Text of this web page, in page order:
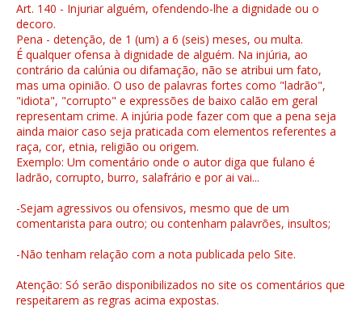
Art. 140 - Injuriar alguém, ofendendo-lhe a dignidade ou o
decoro.
Pena - detenção, de 1 (um) a 6 (seis) meses, ou multa.
É qualquer ofensa à dignidade de alguém. Na injúria, ao
contrário da calúnia ou difamação, não se atribui um fato,
mas uma opinião. O uso de palavras fortes como "ladrão",
"idiota", "corrupto" e expressões de baixo calão em geral
representam crime. A injúria pode fazer com que a pena seja
ainda maior caso seja praticada com elementos referentes a
raça, cor, etnia, religião ou origem.
Exemplo: Um comentário onde o autor diga que fulano é
ladrão, corrupto, burro, salafrário e por ai vai...
-Sejam agressivos ou ofensivos, mesmo que de um
comentarista para outro; ou contenham palavrões, insultos;
-Não tenham relação com a nota publicada pelo Site.
Atenção: Só serão disponibilizados no site os comentários que
respeitarem as regras acima expostas.